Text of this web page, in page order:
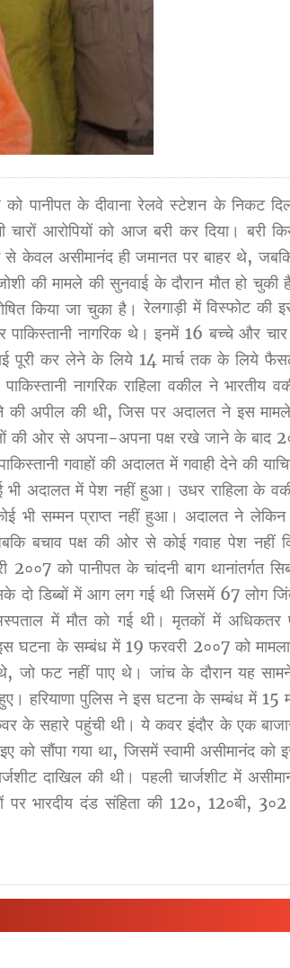
पानीपत के दीवाना रेलवे स्टेशन के निकट
आरोपियों को आज बरी कर दिया। बरी
से केवल असीमानंद ही जमानत पर बाहर थे,
की मामले की सुनवाई के दौरान मौत हो चुकी
किया जा चुका है।रेलगाड़ी में विस्फोट की
नागरिक थे। इनमें 16 बच्चे और चार
पूरी कर लेने के लिये 14 मार्च तक के लिये
नागरिक राहिला वकील ने भारतीय
अपील की थी, जिस पर अदालत ने इस
की ओर से अपना-अपना पक्ष रखे जाने के बाद
गवाहों की अदालत में गवाही देने की
अदालत में पेश नहीं हुआ। उधर राहिला के
भी सम्मन प्राप्त नहीं हुआ। अदालत ने
बचाव पक्ष की ओर से कोई गवाह पेश नहीं
को पानीपत के चांदनी बाग थानांतर्गत
दो डिब्बों में आग लग गई थी जिसमें 67 लोग
में मौत को गई थी। मृतकों में अधिकतर
घटना के सम्बंध में 19 फरवरी 2००7 को मामला
जो फट नहीं पाए थे। जांच के दौरान यह
हरियाणा पुलिस ने इस घटना के सम्बंध में 15
के सहारे पहुंची थी। ये कवर इंदौर के एक
सौंपा गया था, जिसमें स्वामी असीमानंद को
दाखिल की थी। पहली चार्जशीट में
पर भारदीय दंड संहिता की 12०, 12०बी,